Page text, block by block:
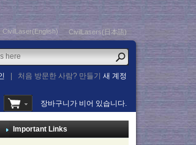
CivilLaser(English) CivilLasers(日本語)
처음 방문한 사람? 만들기새 계정
장바구니가 비어 있습니다.
Important Links